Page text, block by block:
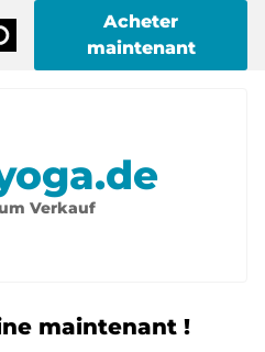
Acheter
maintenant
Verkauf
maintenant !